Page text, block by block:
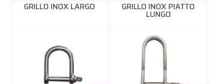
GRILLO INOX LARGO GRILLO INOX PIATTO
LUNGO